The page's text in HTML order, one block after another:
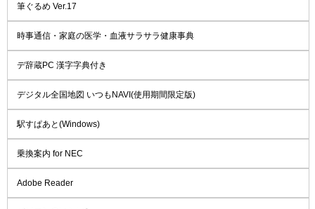
筆ぐるめ Ver.17
時事通信・家庭の医学・血液サラサラ健康事典
デ辞蔵PC 漢字字典付き
デジタル全国地図 いつもNAVI(使用期間限定版)
駅すぱあと(Windows)
乗換案内 for NEC
Adobe Reader